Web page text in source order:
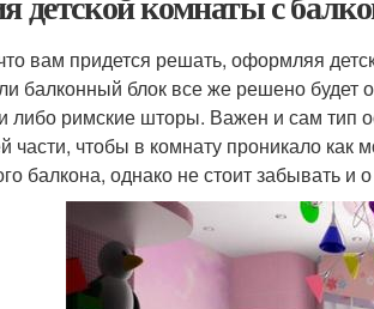
вам придется решать, оформляя
балконный блок все же решено будет
либо римские шторы. Важен и сам тип
части, чтобы в комнату проникало как
балкона, однако не стоит забывать и